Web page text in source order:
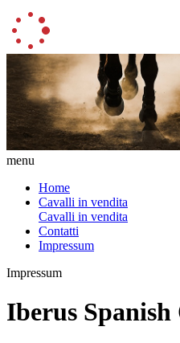
menu
Home
Cavalli in vendita
Cavalli in vendita
Contatti
Impressum
Impressum
Iberus